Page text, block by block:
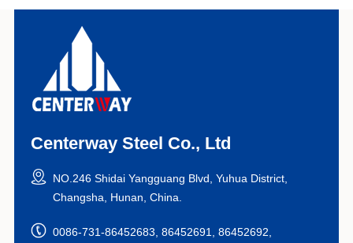
Centerway Steel Co., Ltd
NO.246 Shidai Yangguang Blvd, Yuhua District,
Changsha, Hunan, China.
0086-731-86452683, 86452691, 86452692,